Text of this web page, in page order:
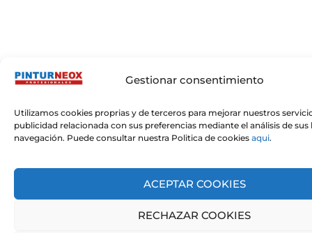
Gestionar consentimiento
Utilizamos cookies proprias y de terceros para mejorar nuestros
publicidad relacionada con sus preferencias mediante el análisis de sus
navegación. Puede consultar nuestra Politica de cookies aqui.
ACEPTAR COOKIES
RECHAZAR COOKIES